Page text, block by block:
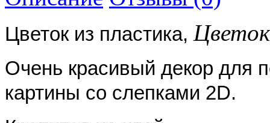
Цветок из пластика,
Очень красивый декор для
картины со слепками 2D.